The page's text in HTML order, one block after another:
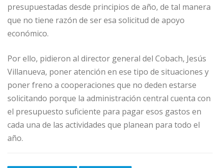
presupuestadas desde principios de año, de tal manera
que no tiene razón de ser esa solicitud de apoyo
económico.
Por ello, pidieron al director general del Cobach, Jesús
Villanueva, poner atención en ese tipo de situaciones y
poner freno a cooperaciones que no deden estarse
solicitando porque la administración central cuenta con
el presupuesto suficiente para pagar esos gastos en
cada una de las actividades que planean para todo el
año.